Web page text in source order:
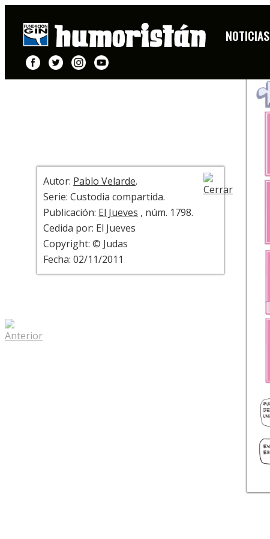
NOTICIAS
+ INFO
Autor: Pablo Velarde.
Serie: Custodia compartida.
Publicación: El Jueves , núm. 1798.
Cedida por: El Jueves
Copyright: © Judas
Fecha: 02/11/2011